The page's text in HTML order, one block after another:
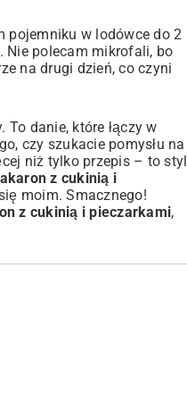
pojemniku w lodówce do 2
Nie polecam mikrofali, bo
na drugi dzień, co czyni
danie, które łączy w
czy szukacie pomysłu na
niż tylko przepis – to styl
z cukinią i
moim. Smacznego!
z cukinią i pieczarkami,